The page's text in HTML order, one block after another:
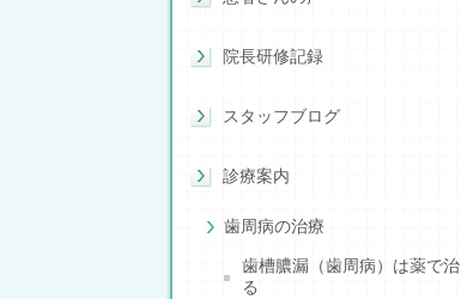
院長研修記録
スタッフブログ
診療案内
歯周病の治療
歯槽膿漏（歯周病）は薬で治
る